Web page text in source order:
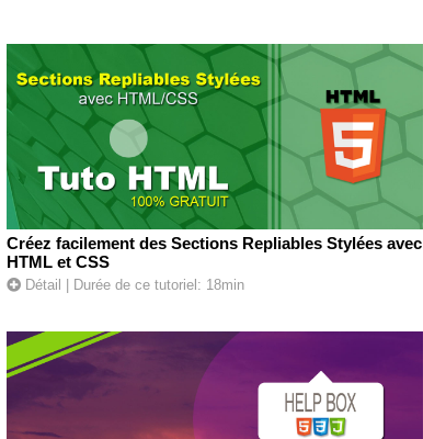
Créez facilement des Sections Repliables Stylées avec
HTML et CSS
Détail | Durée de ce tutoriel: 18min